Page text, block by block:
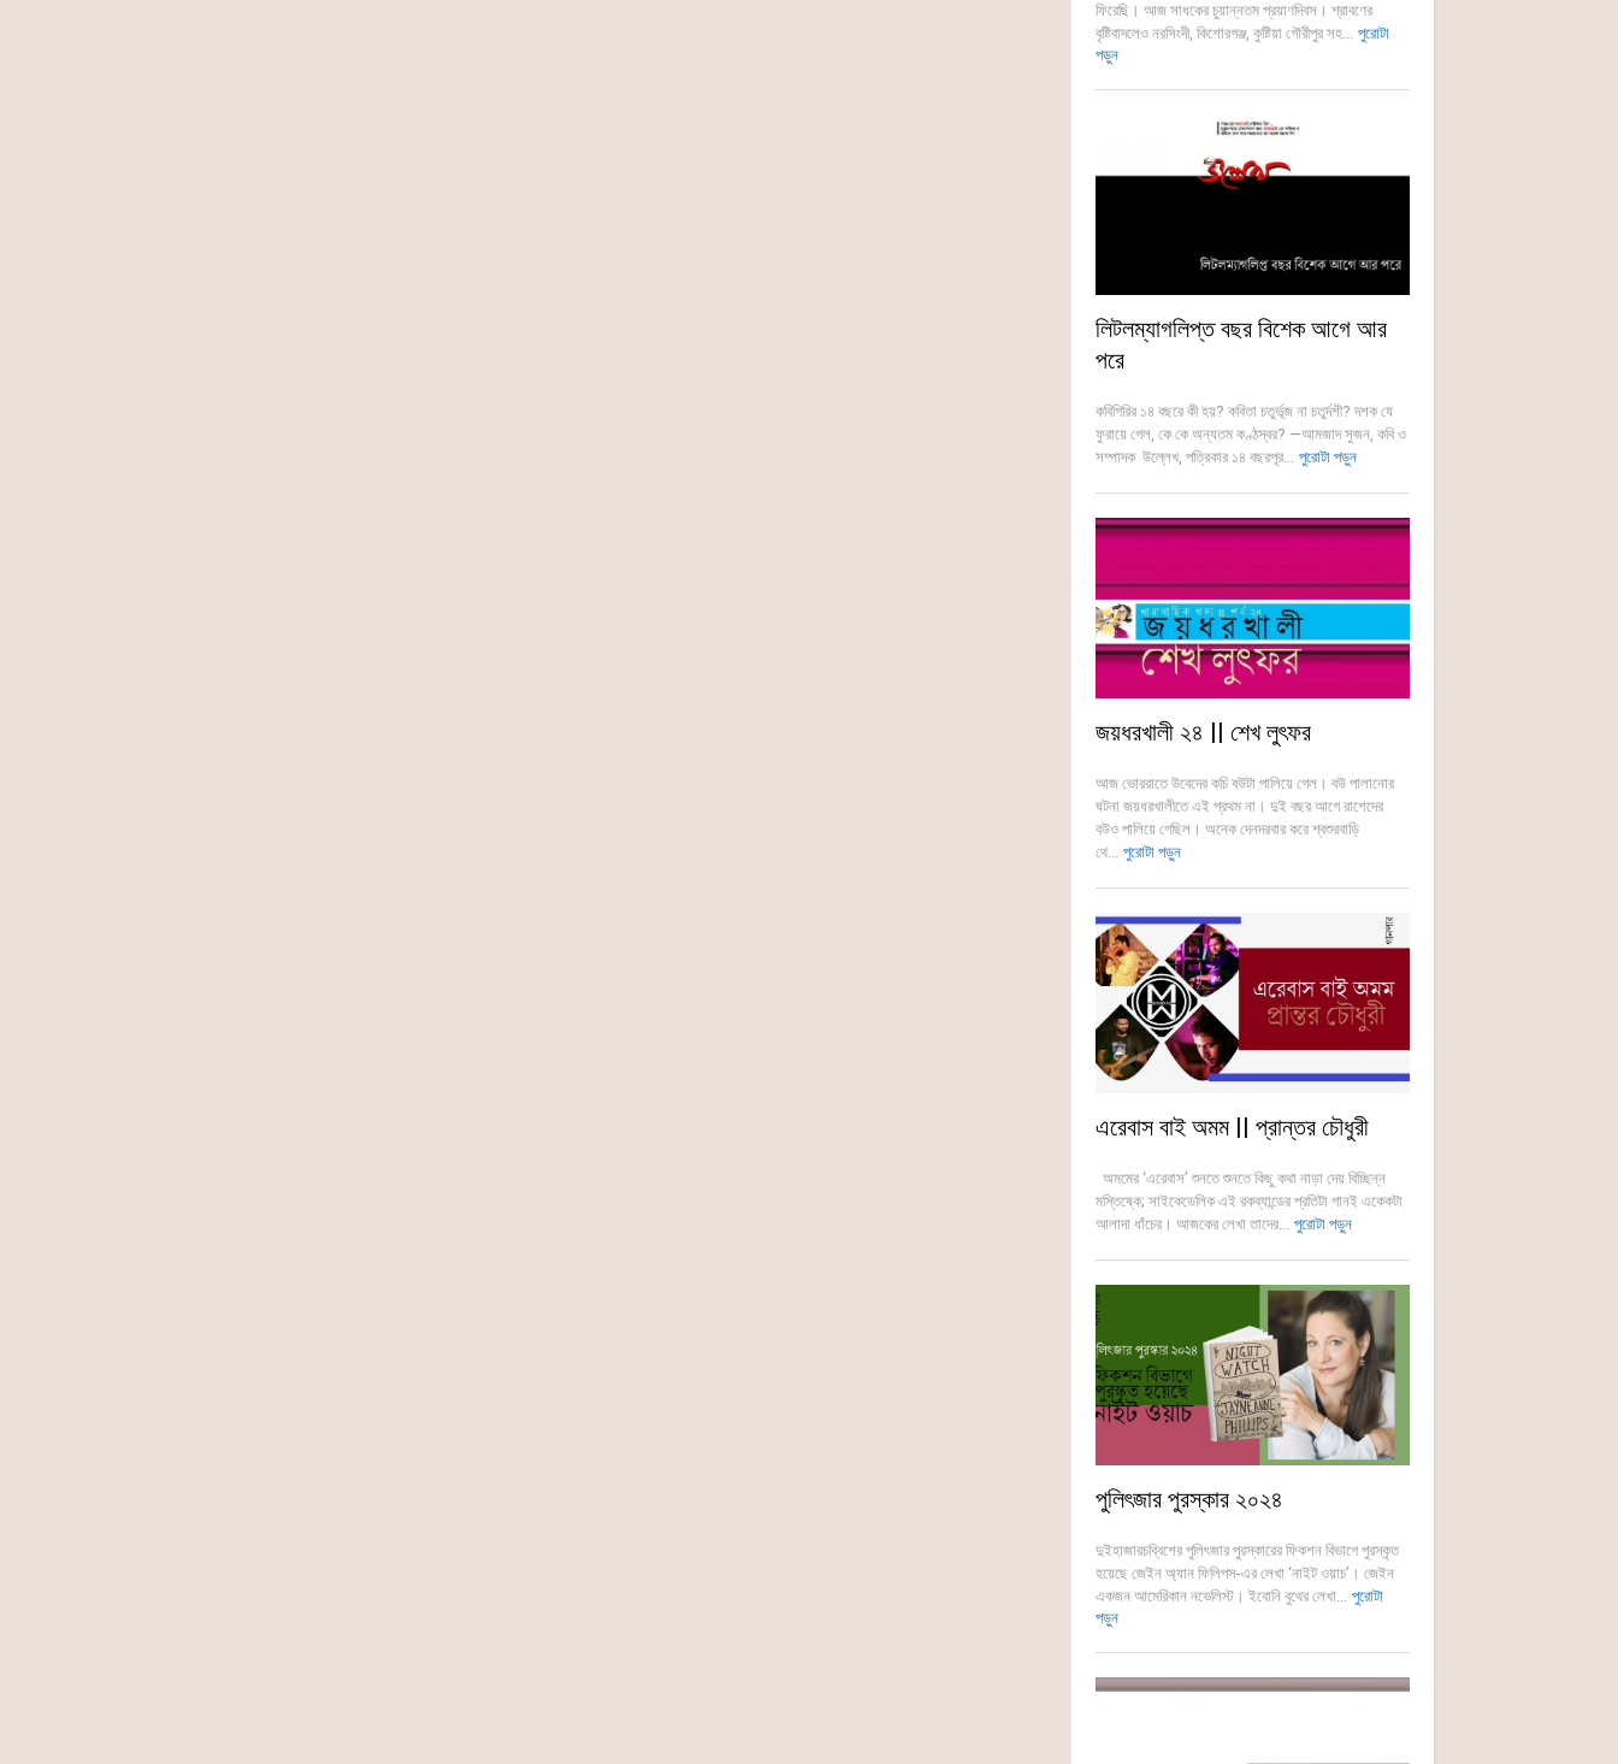
ফিরেছি। আজ সাধকের চুয়ান্নতম প্রয়াণদিবস। শ্রাবণের
বৃষ্টিবাদলেও নরসিংদী, কিশোরগঞ্জ, কুষ্টিয়া গৌরীপুর সহ... পুরোটা
পড়ুন
লিটলম্যাগলিপ্ত বছর বিশেক আগে আর
পরে
কবিগিরির ১৪ বছরে কী হয়? কবিতা চতুর্ভূজ না চতুর্দশী? দশক যে
ফুরায়ে গেল, কে কে অন্যতম কণ্ঠস্বর? —আমজাদ সুজন, কবি ও
সম্পাদক উল্লেখ, পত্রিকার ১৪ বছরপূর... পুরোটা পড়ুন
জয়ধরখালী ২৪ || শেখ লুৎফর
আজ ভোররাতে উবেদের কচি বউটা পালিয়ে গেল। বউ পালানোর
ঘটনা জয়ধরখালীতে এই প্রথম না। দুই বছর আগে রাশেদের
বউও পালিয়ে গেছিল। অনেক দেনদরবার করে শ্বশুরবাড়ি
থে... পুরোটা পড়ুন
এরেবাস বাই অমম || প্রান্তর চৌধুরী
অমমের ‘এরেবাস’ শুনতে শুনতে কিছু কথা নাড়া দেয় বিচ্ছিন্ন
মস্তিষ্কে; সাইকেডেলিক এই রকব্যান্ডের প্রতিটা গানই একেকটা
আলাদা ধাঁচের। আজকের লেখা তাদের... পুরোটা পড়ুন
পুলিৎজার পুরস্কার ২০২৪
দুইহাজারচব্বিশের পুলিৎজার পুরস্কারের ফিকশন বিভাগে পুরস্কৃত
হয়েছে জেইন অ্যান ফিলিপস-এর লেখা ‘নাইট ওয়াচ’। জেইন
একজন আমেরিকান নভেলিস্ট। ইবোনি বুথের লেখা... পুরোটা
পড়ুন